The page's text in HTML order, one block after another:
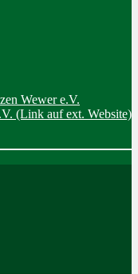
Wewer e.V.
(Link auf ext. Website)